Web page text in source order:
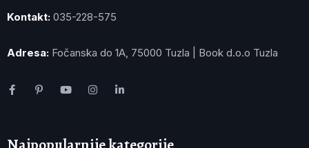
Kontakt: 035-228-575
Adresa: Fočanska do 1A, 75000 Tuzla | Book d.o.o Tuzla